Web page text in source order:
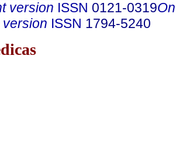
version ISSN 0121-0319
version ISSN 1794-5240